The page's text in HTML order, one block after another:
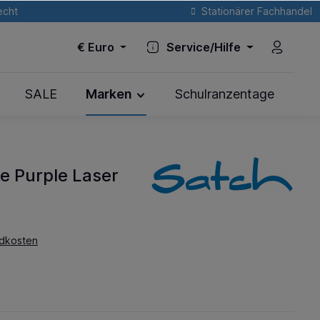
Stationärer Fachhandel
€ Euro Service/Hilfe
SALE Marken Schulranzentage
Purple Laser